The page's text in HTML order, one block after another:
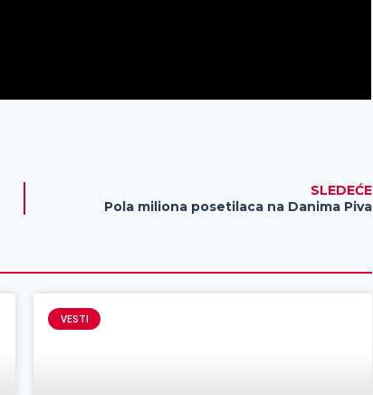
SLEDEĆE
Pola miliona posetilaca na Danima Piva
VESTI